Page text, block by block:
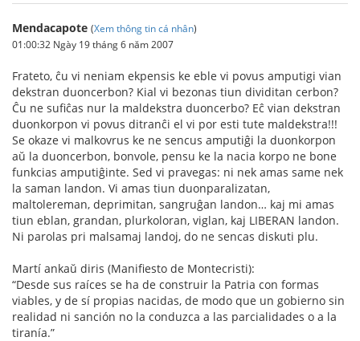
Mendacapote (Xem thông tin cá nhân)
01:00:32 Ngày 19 tháng 6 năm 2007
Frateto, ĉu vi neniam ekpensis ke eble vi povus amputigi vian
dekstran duoncerbon? Kial vi bezonas tiun dividitan cerbon?
Ĉu ne sufiĉas nur la maldekstra duoncerbo? Eĉ vian dekstran
duonkorpon vi povus ditranĉi el vi por esti tute maldekstra!!!
Se okaze vi malkovrus ke ne sencus amputiĝi la duonkorpon
aŭ la duoncerbon, bonvole, pensu ke la nacia korpo ne bone
funkcias amputiĝinte. Sed vi pravegas: ni nek amas same nek
la saman landon. Vi amas tiun duonparalizatan,
maltolereman, deprimitan, sangruĝan landon… kaj mi amas
tiun eblan, grandan, plurkoloran, viglan, kaj LIBERAN landon.
Ni parolas pri malsamaj landoj, do ne sencas diskuti plu.
Martí ankaŭ diris (Manifiesto de Montecristi):
“Desde sus raíces se ha de construir la Patria con formas
viables, y de sí propias nacidas, de modo que un gobierno sin
realidad ni sanción no la conduzca a las parcialidades o a la
tiranía.”